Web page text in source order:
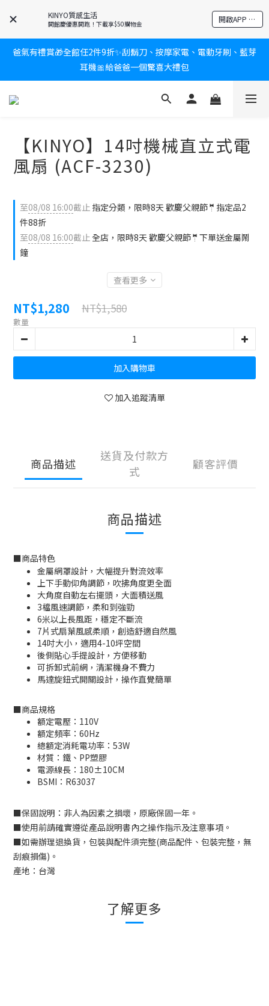
KINYO質感生活
開館慶優惠開跑！下載享$50購物金 開啟APP 享隱藏優惠
新會員送$100購物金✨再享消費回饋無極限
新會員送$100購物金✨再享消費回饋無極限
爸氣有禮賞🎁全館任2件9折✨刮鬍刀、按摩家電、電動牙刷、藍芽
耳機🎀給爸爸一個驚喜大禮包
炎熱夏日救星☀️秒凍扇登場💙半導體製冷 x 微米級冰霧，一秒開
新會員送$100購物金✨再享消費回饋無極限
【KINYO】14吋機械直立式電
風扇 (ACF-3230)
至08/08 16:00截止 指定分類，限時8天 歡慶父親節🤵指定品2
件88折
至08/08 16:00截止全店，限時8天 歡慶父親節🤵下單送金屬鬧
鐘
查看更多
NT$1,280 NT$1,580
數量
加入購物車
加入追蹤清單
商品描述
送貨及付款方
式
顧客評價
商品描述
■商品特色
金屬網罩設計，大幅提升對流效率
上下手動仰角調節，吹拂角度更全面
大角度自動左右擺頭，大面積送風
3檔風速調節，柔和到強勁
6米以上長風距，穩定不斷流
7片式扇葉風感柔順，創造舒適自然風
14吋大小，適用4-10坪空間
後側貼心手提設計，方便移動
可拆卸式前網，清潔機身不費力
馬達旋鈕式開關設計，操作直覺簡單
■商品規格
額定電壓：110V
額定頻率：60Hz
總額定消耗電功率：53W
材質：鐵、PP塑膠
電源線長：180±10CM
BSMI： R63037
■保固說明：非人為因素之損壞，原廠保固一年。
■使用前請確實遵從產品說明書內之操作指示及注意事項。
■如需辦理退換貨，包裝與配件須完整(商品配件、包裝完整，無
刮痕損傷) 。
產地：台灣
了解更多